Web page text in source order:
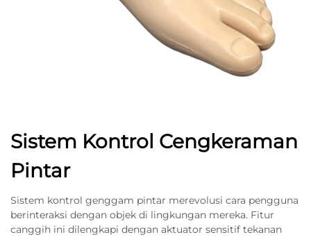
Sistem Kontrol Cengkeraman
Pintar
Sistem kontrol genggam pintar merevolusi cara pengguna
berinteraksi dengan objek di lingkungan mereka. Fitur
canggih ini dilengkapi dengan aktuator sensitif tekanan